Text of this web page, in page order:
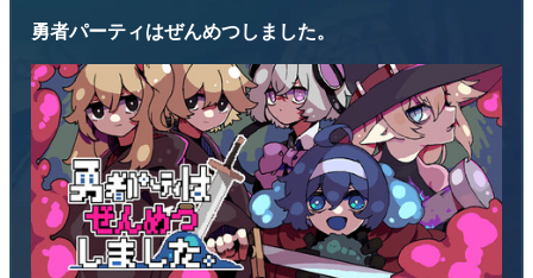
勇者パーティはぜんめつしました。